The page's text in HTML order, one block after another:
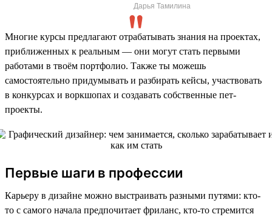
Дарья Тамилина
Многие курсы предлагают отрабатывать знания на проектах,
приближенных к реальным — они могут стать первыми
работами в твоём портфолио. Также ты можешь
самостоятельно придумывать и разбирать кейсы, участвовать
в конкурсах и воркшопах и создавать собственные пет-
проекты.
Первые шаги в профессии
Карьеру в дизайне можно выстраивать разными путями: кто-
то с самого начала предпочитает фриланс, кто-то стремится